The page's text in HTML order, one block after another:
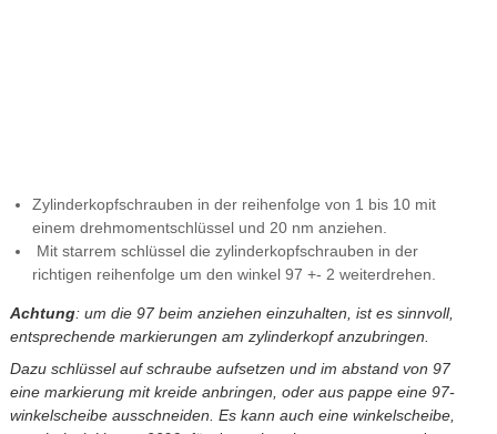
Zylinderkopfschrauben in der reihenfolge von 1 bis 10 mit
einem drehmomentschlüssel und 20 nm anziehen.
Mit starrem schlüssel die zylinderkopfschrauben in der
richtigen reihenfolge um den winkel 97 +- 2 weiterdrehen.
Achtung: um die 97 beim anziehen einzuhalten, ist es sinnvoll,
entsprechende markierungen am zylinderkopf anzubringen.
Dazu schlüssel auf schraube aufsetzen und im abstand von 97
eine markierung mit kreide anbringen, oder aus pappe eine 97-
winkelscheibe ausschneiden. Es kann auch eine winkelscheibe,